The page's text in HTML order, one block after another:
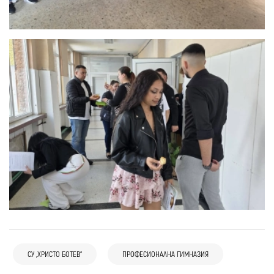
СУ „ХРИСТО БОТЕВ“ ПРОФЕСИОНАЛНА ГИМНАЗИЯ